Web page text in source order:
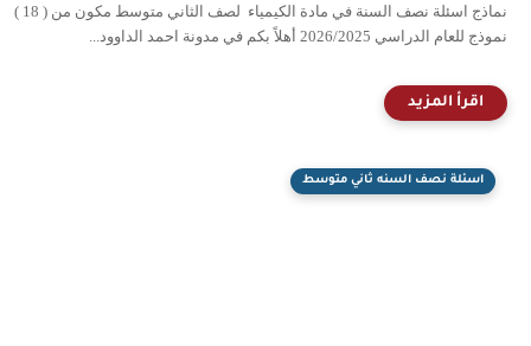
نماذج اسئلة نصف السنة في مادة الكيمياء لصف الثاني متوسط مكون من ( 18 )
نموذج للعام الدراسي 2026/2025 أهلاً بكم في مدونة احمد الداوود...
اسئلة نصف السنه ثاني متوسط